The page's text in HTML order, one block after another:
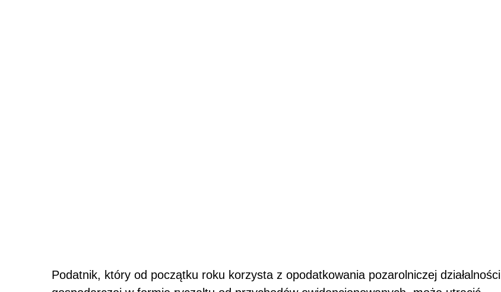
Podatnik, który od początku roku korzysta z opodatkowania pozarolniczej działalności